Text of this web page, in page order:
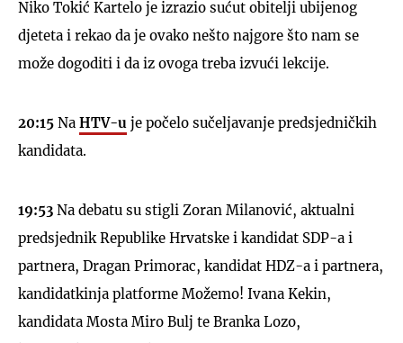
Niko Tokić Kartelo je izrazio sućut obitelji ubijenog
djeteta i rekao da je ovako nešto najgore što nam se
može dogoditi i da iz ovoga treba izvući lekcije.
20:15 Na HTV-u je počelo sučeljavanje predsjedničkih
kandidata.
19:53 Na debatu su stigli Zoran Milanović, aktualni
predsjednik Republike Hrvatske i kandidat SDP-a i
partnera, Dragan Primorac, kandidat HDZ-a i partnera,
kandidatkinja platforme Možemo! Ivana Kekin,
kandidata Mosta Miro Bulj te Branka Lozo,